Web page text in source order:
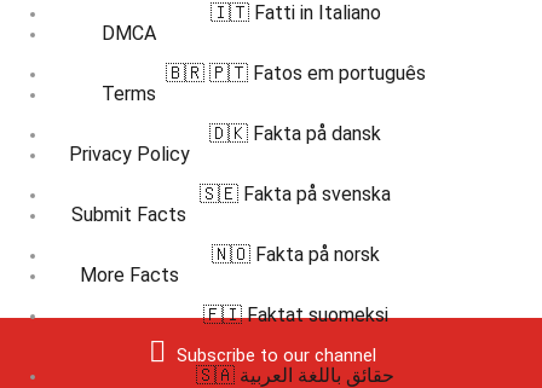
DMCA
Terms
Privacy Policy
Submit Facts
More Facts
Subscribe to our channel
🇮🇹 Fatti in Italiano
🇧🇷 🇵🇹 Fatos em português
🇩🇰 Fakta på dansk
🇸🇪 Fakta på svenska
🇳🇴 Fakta på norsk
🇫🇮 Faktat suomeksi
🇸🇦 حقائق باللغة العربية